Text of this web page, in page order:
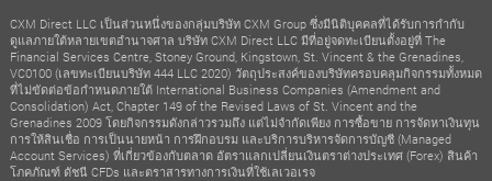
CXM Direct LLC เป็นส่วนหนึ่งของกลุ่มบริษัท CXM Group ซึ่งมีนิติบุคคลที่ได้รับการกำกับ
ดูแลภายใต้หลายเขตอำนาจศาล บริษัท CXM Direct LLC มีที่อยู่จดทะเบียนตั้งอยู่ที่ The
Financial Services Centre, Stoney Ground, Kingstown, St. Vincent & the Grenadines,
VC0100 (เลขทะเบียนบริษัท 444 LLC 2020) วัตถุประสงค์ของบริษัทครอบคลุมกิจกรรมทั้งหมด
ที่ไม่ขัดต่อข้อกำหนดภายใต้ International Business Companies (Amendment and
Consolidation) Act, Chapter 149 of the Revised Laws of St. Vincent and the
Grenadines 2009 โดยกิจกรรมดังกล่าวรวมถึง แต่ไม่จำกัดเพียง การซื้อขาย การจัดหาเงินทุน
การให้สินเชื่อ การเป็นนายหน้า การฝึกอบรม และบริการบริหารจัดการบัญชี (Managed
Account Services) ที่เกี่ยวข้องกับตลาด อัตราแลกเปลี่ยนเงินตราต่างประเทศ (Forex) สินค้า
โภคภัณฑ์ ดัชนี CFDs และตราสารทางการเงินที่ใช้เลเวอเรจ